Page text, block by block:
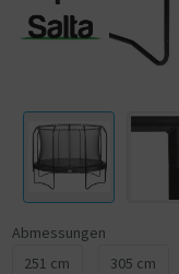
- Starker Stahlrahmen,
Beschichtung;
- Breiter und dicker
Abmessungen
251 cm
305 cm